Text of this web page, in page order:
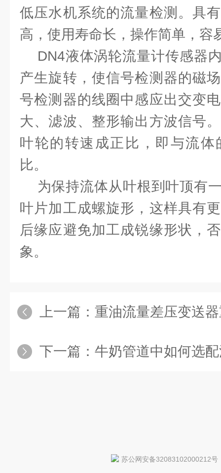
低压水机系统的流量检测。具
高，使用寿命长，操作简单，容
DN4液体涡轮流量计传感器
产生旋转，使信号检测器的磁
号检测器的线圈中感应出交变
大、滤波、整形输出方波信号
叶轮的转速成正比，即与流
比。
为保持流体从叶根到叶顶有
叶片加工成螺旋形，这样具有
后缘应避免加工成锐缘形状，
象。
上一篇： 重油流量差压变送器重灌
下一篇： 牛奶管道中如何选
苏公网安备32083102000212号